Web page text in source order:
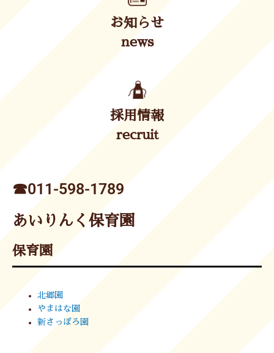
お知らせ
news
採用情報
recruit
☎︎011-598-1789
あいりんく保育園
保育園
北郷園
やまはな園
新さっぽろ園